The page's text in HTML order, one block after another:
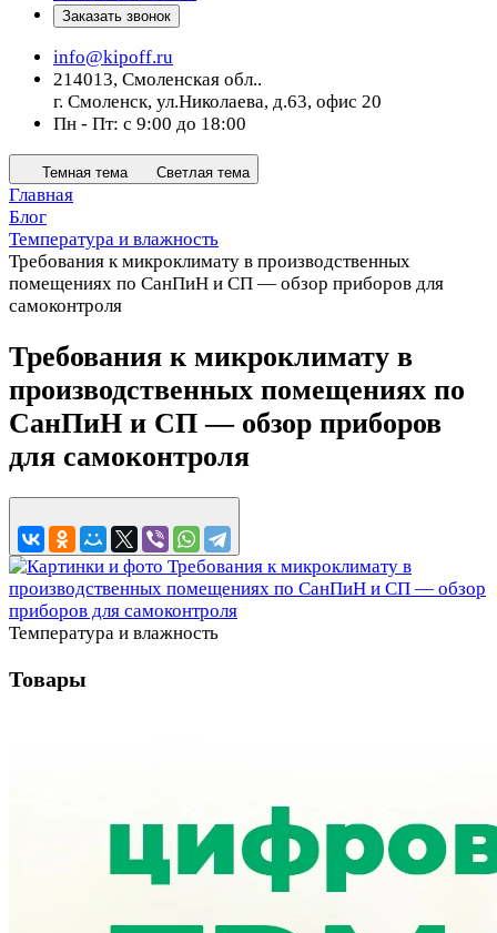
Заказать звонок
info@kipoff.ru
214013, Смоленская обл..
г. Смоленск, ул.Николаева, д.63, офис 20
Пн - Пт: с 9:00 до 18:00
Темная тема Светлая тема
Главная
Блог
Температура и влажность
Требования к микроклимату в производственных
помещениях по СанПиН и СП — обзор приборов для
самоконтроля
Требования к микроклимату в
производственных помещениях по
СанПиН и СП — обзор приборов
для самоконтроля
Температура и влажность
Товары